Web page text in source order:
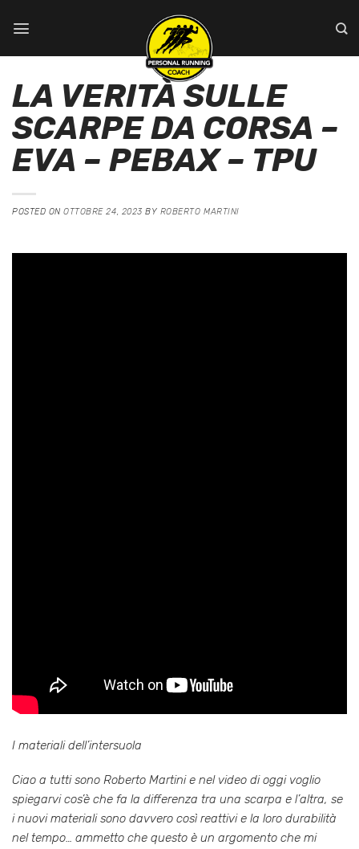
LA VERITÀ SULLE
SCARPE DA CORSA –
EVA – PEBAX – TPU
POSTED ONOTTOBRE 24, 2023 BY ROBERTO MARTINI
I materiali dell’intersuola
Ciao a tutti sono Roberto Martini e nel video di oggi voglio
spiegarvi cos’è che fa la differenza tra una scarpa e l’altra, se
i nuovi materiali sono davvero così reattivi e la loro durabilità
nel tempo… ammetto che questo è un argomento che mi